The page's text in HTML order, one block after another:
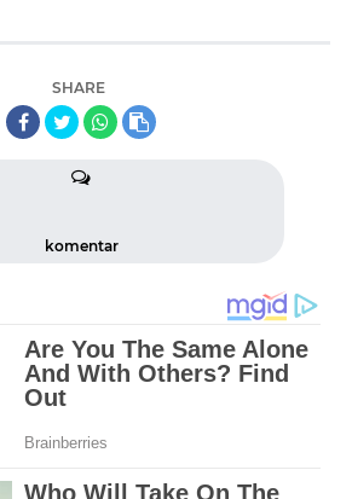
SHARE
komentar